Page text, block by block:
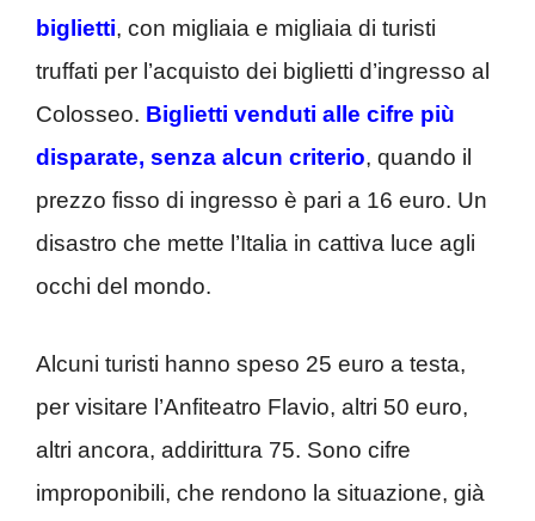
biglietti, con migliaia e migliaia di turisti
truffati per l’acquisto dei biglietti d’ingresso al
Colosseo. Biglietti venduti alle cifre più
disparate, senza alcun criterio, quando il
prezzo fisso di ingresso è pari a 16 euro. Un
disastro che mette l’Italia in cattiva luce agli
occhi del mondo.
Alcuni turisti hanno speso 25 euro a testa,
per visitare l’Anfiteatro Flavio, altri 50 euro,
altri ancora, addirittura 75. Sono cifre
improponibili, che rendono la situazione, già